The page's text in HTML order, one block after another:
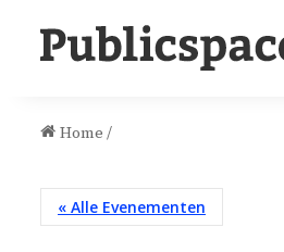
Home /
« Alle Evenementen